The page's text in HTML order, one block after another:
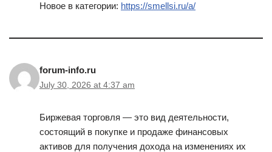
Новое в категории: https://smellsi.ru/a/
forum-info.ru
July 30, 2026 at 4:37 am
Биржевая торговля — это вид деятельности,
состоящий в покупке и продаже финансовых
активов для получения дохода на изменениях их